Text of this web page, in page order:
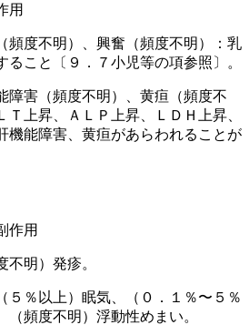
用
度不明）、興奮（頻度不明）：乳
ること〔９．７小児等の項参照〕。
害（頻度不明）、黄疸（頻度不
Ｔ上昇、ＡＬＰ上昇、ＬＤＨ上昇、
機能障害、黄疸があらわれることが
作用
明）発疹。
％以上）眠気、（０．１％〜５％
頻度不明）浮動性めまい。